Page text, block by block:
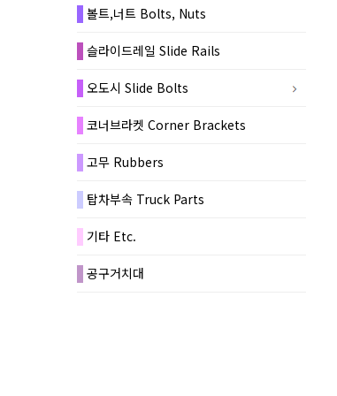
볼트,너트 Bolts, Nuts
슬라이드레일 Slide Rails
오도시 Slide Bolts
코너브라켓 Corner Brackets
고무 Rubbers
탑차부속 Truck Parts
기타 Etc.
공구거치대